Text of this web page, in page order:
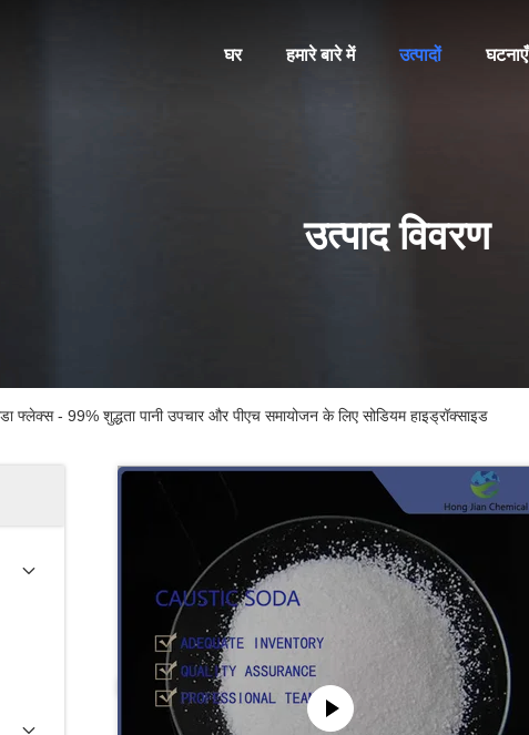
घर हमारे बारे में उत्पादों घटनाएँ
उत्पाद विवरण
फ्लेक्स - 99% शुद्धता पानी उपचार और पीएच समायोजन के लिए सोडियम हाइड्रॉक्साइड